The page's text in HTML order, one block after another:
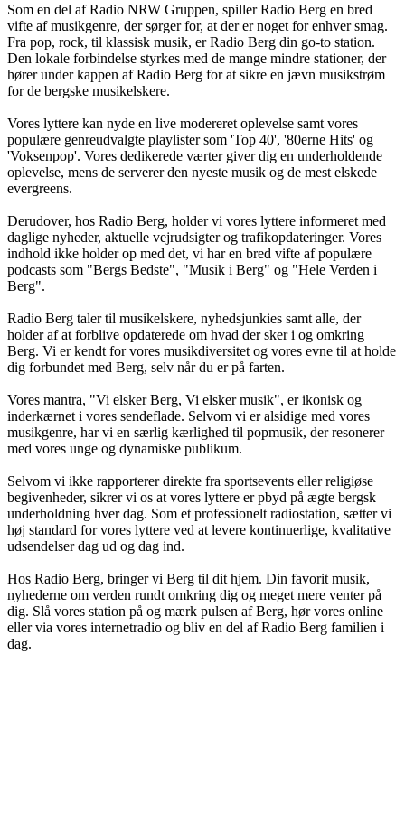
Som en del af Radio NRW Gruppen, spiller Radio Berg en bred
vifte af musikgenre, der sørger for, at der er noget for enhver smag.
Fra pop, rock, til klassisk musik, er Radio Berg din go-to station.
Den lokale forbindelse styrkes med de mange mindre stationer, der
hører under kappen af Radio Berg for at sikre en jævn musikstrøm
for de bergske musikelskere.
Vores lyttere kan nyde en live modereret oplevelse samt vores
populære genreudvalgte playlister som 'Top 40', '80erne Hits' og
'Voksenpop'. Vores dedikerede værter giver dig en underholdende
oplevelse, mens de serverer den nyeste musik og de mest elskede
evergreens.
Derudover, hos Radio Berg, holder vi vores lyttere informeret med
daglige nyheder, aktuelle vejrudsigter og trafikopdateringer. Vores
indhold ikke holder op med det, vi har en bred vifte af populære
podcasts som "Bergs Bedste", "Musik i Berg" og "Hele Verden i
Berg".
Radio Berg taler til musikelskere, nyhedsjunkies samt alle, der
holder af at forblive opdaterede om hvad der sker i og omkring
Berg. Vi er kendt for vores musikdiversitet og vores evne til at holde
dig forbundet med Berg, selv når du er på farten.
Vores mantra, "Vi elsker Berg, Vi elsker musik", er ikonisk og
inderkærnet i vores sendeflade. Selvom vi er alsidige med vores
musikgenre, har vi en særlig kærlighed til popmusik, der resonerer
med vores unge og dynamiske publikum.
Selvom vi ikke rapporterer direkte fra sportsevents eller religiøse
begivenheder, sikrer vi os at vores lyttere er pbyd på ægte bergsk
underholdning hver dag. Som et professionelt radiostation, sætter vi
høj standard for vores lyttere ved at levere kontinuerlige, kvalitative
udsendelser dag ud og dag ind.
Hos Radio Berg, bringer vi Berg til dit hjem. Din favorit musik,
nyhederne om verden rundt omkring dig og meget mere venter på
dig. Slå vores station på og mærk pulsen af Berg, hør vores online
eller via vores internetradio og bliv en del af Radio Berg familien i
dag.